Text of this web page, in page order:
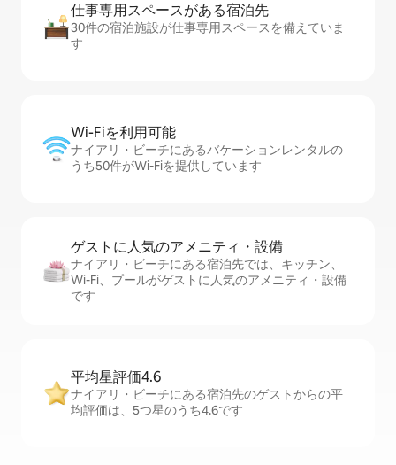
仕事専用ス⁠ペ⁠ー⁠スがあ⁠る宿⁠泊⁠先
30件の宿泊施設が仕事専用スペースを備えていま
す
Wi-Fiを利⁠用⁠可⁠能
ナイアリ・ビーチにあるバケーションレンタルの
うち50件がWi-Fiを提供しています
ゲストに人⁠気⁠のア⁠メ⁠ニ⁠テ⁠ィ・設⁠備
ナイアリ・ビーチにある宿泊先では、キッチン、
Wi-Fi、プールがゲストに人気のアメニティ・設備
です
平均星評価4.6
ナイアリ・ビーチにある宿泊先のゲストからの平
均評価は、5つ星のうち4.6です